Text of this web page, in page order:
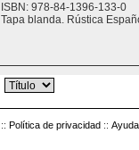
ISBN: 978-84-1396-133-0
Tapa blanda. Rústica
:: Política de privacidad :: Ayuda